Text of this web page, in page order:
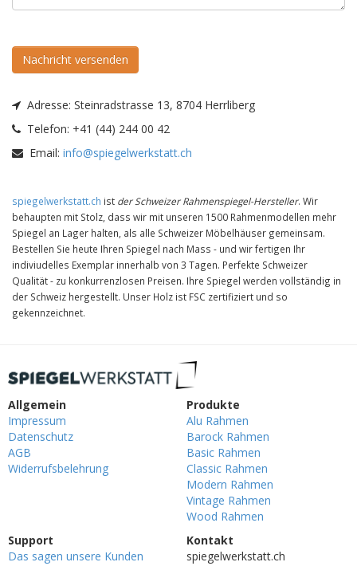
Nachricht versenden
Adresse: Steinradstrasse 13, 8704 Herrliberg
Telefon: +41 (44) 244 00 42
Email: info@spiegelwerkstatt.ch
spiegelwerkstatt.ch ist der Schweizer Rahmenspiegel-Hersteller. Wir
behaupten mit Stolz, dass wir mit unseren 1500 Rahmenmodellen mehr
Spiegel an Lager halten, als alle Schweizer Möbelhäuser gemeinsam.
Bestellen Sie heute Ihren Spiegel nach Mass - und wir fertigen Ihr
indiviudelles Exemplar innerhalb von 3 Tagen. Perfekte Schweizer
Qualität - zu konkurrenzlosen Preisen. Ihre Spiegel werden vollständig in
der Schweiz hergestellt. Unser Holz ist FSC zertifiziert und so
gekennzeichnet.
Allgemein
Impressum
Datenschutz
AGB
Widerrufsbelehrung
Produkte
Alu Rahmen
Barock Rahmen
Basic Rahmen
Classic Rahmen
Modern Rahmen
Vintage Rahmen
Wood Rahmen
Support
Das sagen unsere Kunden
Kontakt
spiegelwerkstatt.ch